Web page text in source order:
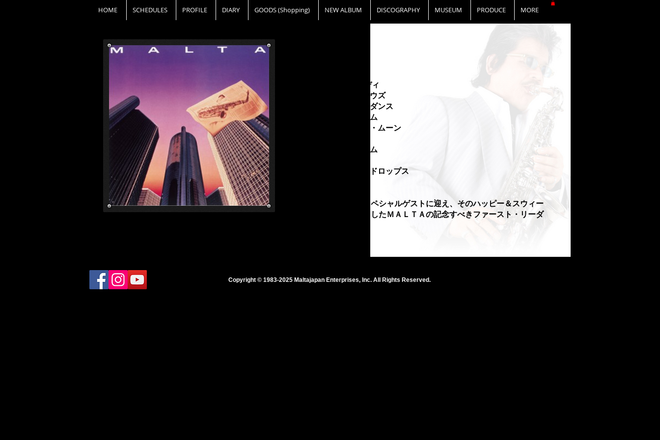
HOME SCHEDULES PROFILE DIARY GOODS (Shopping) NEW ALBUM DISCOGRAPHY MUSEUM PRODUCE MORE
1. シャイニー・レイディ
2.アマング・ザ・クラウズ
3.ダンス・アフター・ダンス
4.イン・ユア・ドリーム
5.ブライト・シルバー・ムーン
7.イーブニング・カーム
9.クリスタル・レインドロップス
エリック・ゲイルをスペシャルゲストに迎え、そのハッピー＆スウィー
トなサウンドを打ち出したＭＡＬＴＡの記念すべきファースト・リーダ
Copyright © 1983-2025 Maltajapan Enterprises, lnc. All Rights Reserved.